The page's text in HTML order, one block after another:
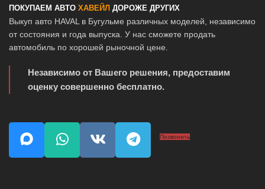
ПОКУПАЕМ АВТО ХАВЕЙЛ ДОРОЖЕ ДРУГИХ
Выкуп авто HAVAL в Бугульме различных моделей, независимо
от состояния и года выпуска. У нас сможете продать
автомобиль по хорошей рыночной цене.
Независимо от Вашего решения, предоставим
оценку совершенно бесплатно.
Позвонить